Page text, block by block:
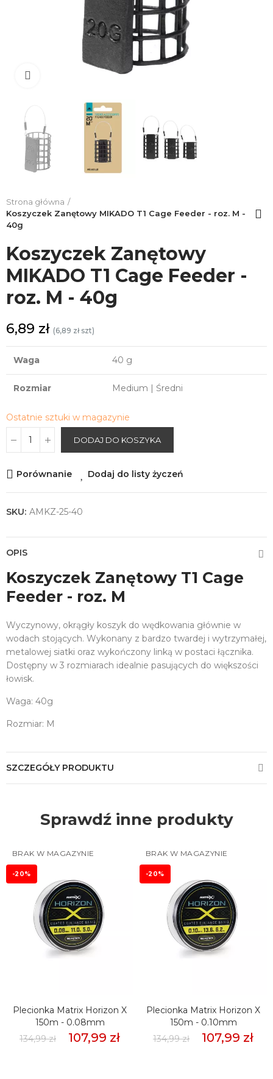
Strona główna
Koszyczek Zanętowy MIKADO T1 Cage Feeder - roz. M -
40g
Koszyczek Zanętowy
MIKADO T1 Cage Feeder -
roz. M - 40g
6,89 zł (6,89 zł szt)
Waga 40 g
Rozmiar Medium | Średni
Ostatnie sztuki w magazynie
DODAJ DO KOSZYKA
Porównanie Dodaj do listy życzeń
SKU: AMKZ-25-40
OPIS
Koszyczek Zanętowy T1 Cage
Feeder - roz. M
Wyczynowy, okrągły koszyk do wędkowania głównie w
wodach stojących. Wykonany z bardzo twardej i wytrzymałej,
metalowej siatki oraz wykończony linką w postaci łącznika.
Dostępny w 3 rozmiarach idealnie pasujących do większości
łowisk.
Waga: 40g
Rozmiar: M
SZCZEGÓŁY PRODUKTU
Sprawdź inne produkty
BRAK W MAGAZYNIE
-20%
Plecionka Matrix Horizon X
150m - 0.08mm
134,99 zł
107,99 zł
BRAK W MAGAZYNIE
-20%
Plecionka Matrix Horizon X
150m - 0.10mm
134,99 zł
107,99 zł